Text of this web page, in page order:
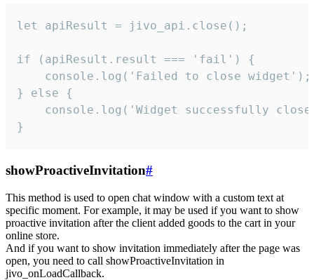
let apiResult = jivo_api.close();
if (apiResult.result === 'fail') {
    console.log('Failed to close widget');
} else {
console.log('Widget successfully
}
showProactiveInvitation#
This method is used to open chat window with a custom text at
specific moment. For example, it may be used if you want to show
proactive invitation after the client added goods to the cart in your
online store.
And if you want to show invitation immediately after the page was
open, you need to call showProactiveInvitation in
jivo_onLoadCallback.